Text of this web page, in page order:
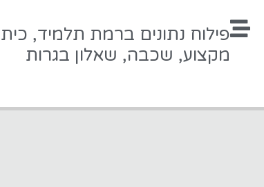
פילוח נתונים ברמת תלמיד,
מקצוע, שכבה, שאלון בגרות